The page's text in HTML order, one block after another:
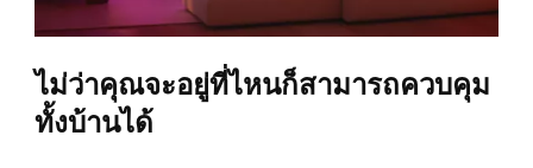
ไม่ว่าคุณจะอยู่ที่ไหนก็สามารถควบคุม
ทั้งบ้านได้